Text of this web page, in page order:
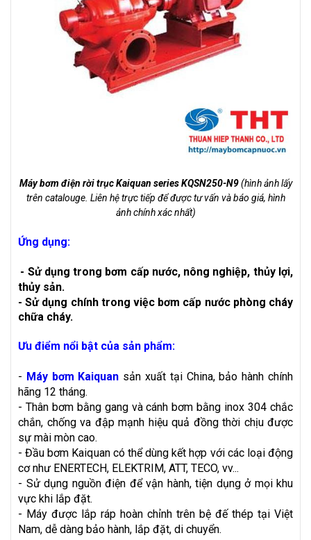
Máy bơm điện rời trục Kaiquan series KQSN250-N9(hình ảnh lấy
trên catalouge. Liên hệ trực tiếp để được tư vấn và báo giá, hình
ảnh chính xác nhất)
Ứng dụng:
- Sử dụng trong bơm cấp nước, nông nghiệp, thủy lợi,
thủy sản.
- Sử dụng chính trong việc bơm cấp nước phòng cháy
chữa cháy.
Ưu điểm nổi bật của sản phẩm:
- Máy bơm Kaiquan sản xuất tại China, bảo hành chính
hãng 12 tháng.
- Thân bơm bằng gang và cánh bơm bằng inox 304 chắc
chắn, chống va đập mạnh hiệu quả đồng thời chịu được
sự mài mòn cao.
- Đầu bơm Kaiquan có thể dùng kết hợp với các loại động
cơ như ENERTECH, ELEKTRIM, ATT, TECO, vv...
- Sử dụng nguồn điện để vận hành, tiện dụng ở mọi khu
vực khi lắp đặt.
- Máy được lắp ráp hoàn chỉnh trên bệ đế thép tại Việt
Nam, dễ dàng bảo hành, lắp đặt, di chuyển.